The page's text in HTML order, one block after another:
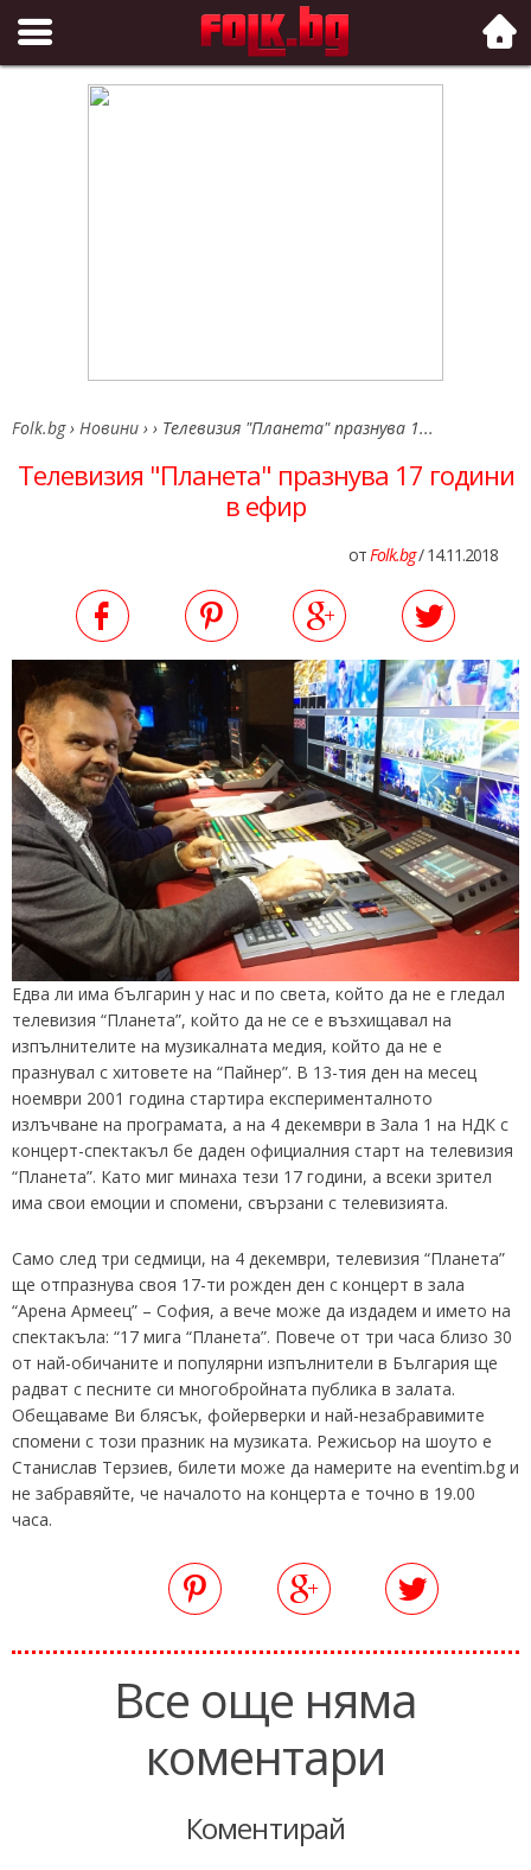
Folk.bg
Folk.bg › Новини › › Телевизия "Планета" празнува 1...
Телевизия "Планета" празнува 17 години
в ефир
отFolk.bg/ 14.11.2018
Едва ли има българин у нас и по света, който да не е гледал
телевизия “Планета”, който да не се e възхищавал на
изпълнителите на музикалната медия, който да не e
празнувал с хитовете на “Пайнер”. В 13-тия ден на месец
ноември 2001 година стартира експерименталното
излъчване на програмата, а на 4 декември в Зала 1 на НДК с
концерт-спектакъл бе даден официалния старт на телевизия
“Планета”. Като миг минаха тези 17 години, а всеки зрител
има свои емоции и спомени, свързани с телевизията.
Само след три седмици, на 4 декември, телевизия “Планета”
ще отпразнува своя 17-ти рожден ден с концерт в зала
“Арена Армеец” – София, а вече може да издадем и името на
спектакъла: “17 мига “Планета”. Повече от три часа близо 30
от най-обичаните и популярни изпълнители в България ще
радват с песните си многобройната публика в залата.
Обещаваме Ви блясък, фойерверки и най-незабравимите
спомени с този празник на музиката. Режисьор на шоуто е
Станислав Терзиев, билети може да намерите на eventim.bg и
не забравяйте, че началото на концерта е точно в 19.00
часа.
Все още няма
коментари
Коментирай